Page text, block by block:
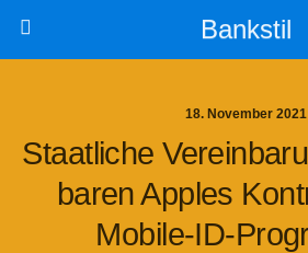
Bankstil
18. November 2021
Staat­li­che
Ba­ren App­les
Mobile-ID-